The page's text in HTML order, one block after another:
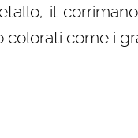
il
come i